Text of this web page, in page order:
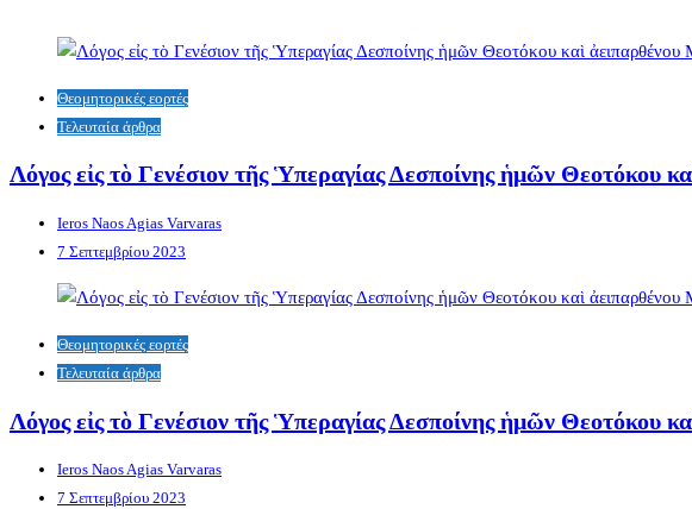
Θεομητορικές εορτές
Τελευταία άρθρα
Λόγος εἰς τὸ Γενέσιον τῆς Ὑπεραγίας Δεσποίνης ἡμῶν Θεοτόκου
Ieros Naos Agias Varvaras
7 Σεπτεμβρίου 2023
Θεομητορικές εορτές
Τελευταία άρθρα
Λόγος εἰς τὸ Γενέσιον τῆς Ὑπεραγίας Δεσποίνης ἡμῶν Θεοτόκου
Ieros Naos Agias Varvaras
7 Σεπτεμβρίου 2023